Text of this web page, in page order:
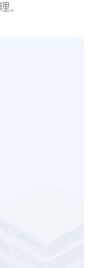
。